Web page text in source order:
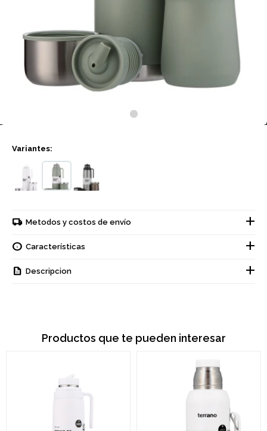
Variantes:
Metodos y costos de envío
Características
Descripcion
Productos que te pueden interesar